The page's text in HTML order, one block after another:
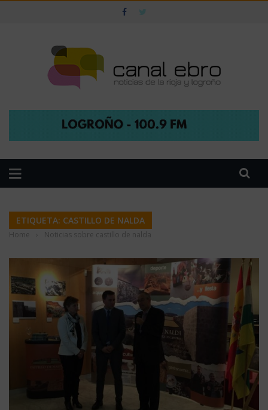
ETIQUETA: CASTILLO DE NALDA
Home Noticias sobre castillo de nalda